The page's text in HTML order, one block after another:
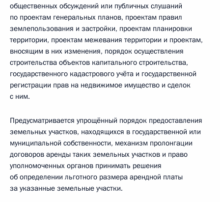
общественных обсуждений или публичных слушаний
по проектам генеральных планов, проектам правил
землепользования и застройки, проектам планировки
территории, проектам межевания территории и проектам,
вносящим в них изменения, порядок осуществления
строительства объектов капитального строительства,
государственного кадастрового учёта и государственной
регистрации прав на недвижимое имущество и сделок
с ним.
Предусматривается упрощённый порядок предоставления
земельных участков, находящихся в государственной или
муниципальной собственности, механизм пролонгации
договоров аренды таких земельных участков и право
уполномоченных органов принимать решения
об определении льготного размера арендной платы
за указанные земельные участки.